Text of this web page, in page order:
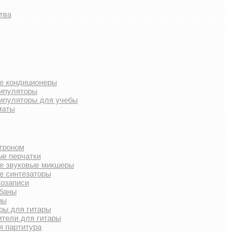
кондиционеры
для учебы
перчатки
звуковые микшеры
синтезаторы
для гитары
для гитары
партитура